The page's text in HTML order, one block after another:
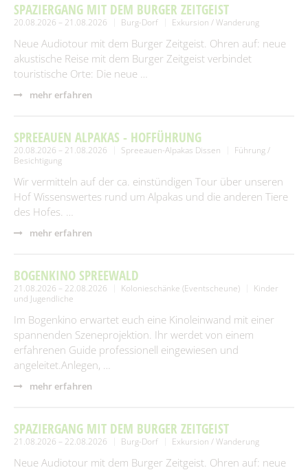
SPAZIERGANG MIT DEM BURGER ZEITGEIST
20.08.2026 – 21.08.2026 Burg-Dorf Exkursion / Wanderung
Neue Audiotour mit dem Burger Zeitgeist. Ohren auf: neue
akustische Reise mit dem Burger Zeitgeist verbindet
touristische Orte: Die neue …
mehr erfahren
SPREEAUEN ALPAKAS - HOFFÜHRUNG
20.08.2026 – 21.08.2026 Spreeauen-Alpakas Dissen
Führung /
Besichtigung
Wir vermitteln auf der ca. einstündigen Tour über unseren
Hof Wissenswertes rund um Alpakas und die anderen Tiere
des Hofes. …
mehr erfahren
BOGENKINO SPREEWALD
21.08.2026 – 22.08.2026 Kolonieschänke (Eventscheune)
Kinder
und Jugendliche
Im Bogenkino erwartet euch eine Kinoleinwand mit einer
spannenden Szeneprojektion. Ihr werdet von einem
erfahrenen Guide professionell eingewiesen und
angeleitet.Anlegen, …
mehr erfahren
SPAZIERGANG MIT DEM BURGER ZEITGEIST
21.08.2026 – 22.08.2026 Burg-Dorf Exkursion / Wanderung
Neue Audiotour mit dem Burger Zeitgeist. Ohren auf: neue